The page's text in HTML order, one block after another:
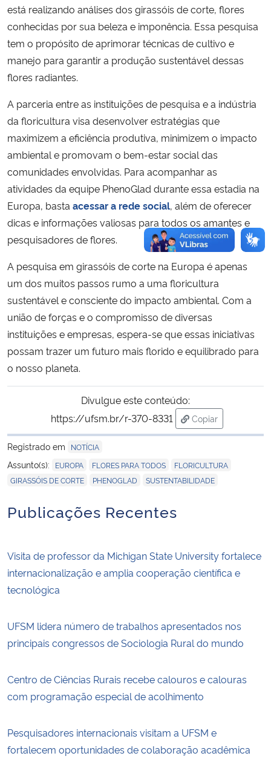
está realizando análises dos girassóis de corte, flores
conhecidas por sua beleza e imponência. Essa pesquisa
tem o propósito de aprimorar técnicas de cultivo e
manejo para garantir a produção sustentável dessas
flores radiantes.
A parceria entre as instituições de pesquisa e a indústria
da floricultura visa desenvolver estratégias que
maximizem a eficiência produtiva, minimizem o impacto
ambiental e promovam o bem-estar social das
comunidades envolvidas. Para acompanhar as
atividades da equipe PhenoGlad durante essa estadia na
Europa, basta acessar a rede social, além de oferecer
dicas e informações valiosas para todos os amantes e
pesquisadores de flores.
A pesquisa em girassóis de corte na Europa é apenas
um dos muitos passos rumo a uma floricultura
sustentável e consciente do impacto ambiental. Com a
união de forças e o compromisso de diversas
instituições e empresas, espera-se que essas iniciativas
possam trazer um futuro mais florido e equilibrado para
o nosso planeta.
Divulgue este conteúdo:
https://ufsm.br/r-370-8331
Copiar
para área de
Registrado em
NOTÍCIA
Assunto(s): EUROPA FLORES PARA TODOS FLORICULTURA
GIRASSÓIS DE CORTE PHENOGLAD SUSTENTABILIDADE
Publicações Recentes
Visita de professor da Michigan State University fortalece
internacionalização e amplia cooperação científica e
tecnológica
UFSM lidera número de trabalhos apresentados nos
principais congressos de Sociologia Rural do mundo
Centro de Ciências Rurais recebe calouros e calouras
com programação especial de acolhimento
Pesquisadores internacionais visitam a UFSM e
fortalecem oportunidades de colaboração acadêmica